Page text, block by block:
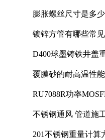
膨胀螺丝尺寸是多少
镀锌方管有哪些常
D400球墨铸铁井盖
覆膜砂的耐高温性
RU7088R功率
不锈钢通风 管道施
201不锈钢重量计算